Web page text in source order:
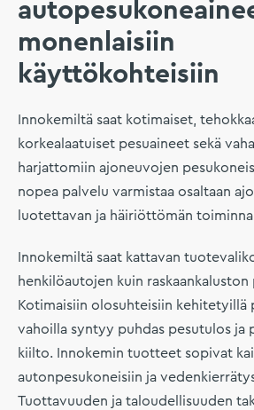
monenlaisiin
käyttökohteisiin
Innokemiltä saat kotimaiset,
korkealaatuiset pesuaineet sekä
harjattomiin ajoneuvojen
nopea palvelu varmistaa osaltaan
luotettavan ja häiriöttömän
Innokemiltä saat kattavan
henkilöautojen kuin raskaankaluston
Kotimaisiin olosuhteisiin kehitetyillä
vahoilla syntyy puhdas pesutulos ja
kiilto. Innokemin tuotteet sopivat
autonpesukoneisiin ja
Tuottavuuden ja taloudellisuuden